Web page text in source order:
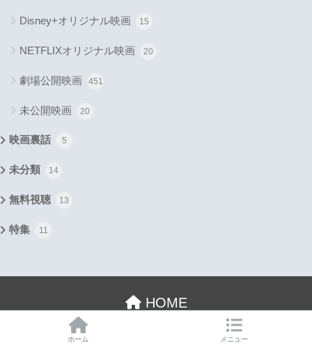
Disney+オリジナル映画 15
NETFLIXオリジナル映画 20
劇場公開映画 451
未公開映画 20
映画裏話 5
未分類 14
無料視聴 13
特集 11
HOME
プライバシーポリシー お問い合わせ
ホーム メニュー